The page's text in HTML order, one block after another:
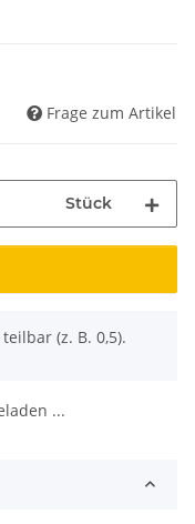
Frage zum Artikel
Stück
(z. B. 0,5).
...